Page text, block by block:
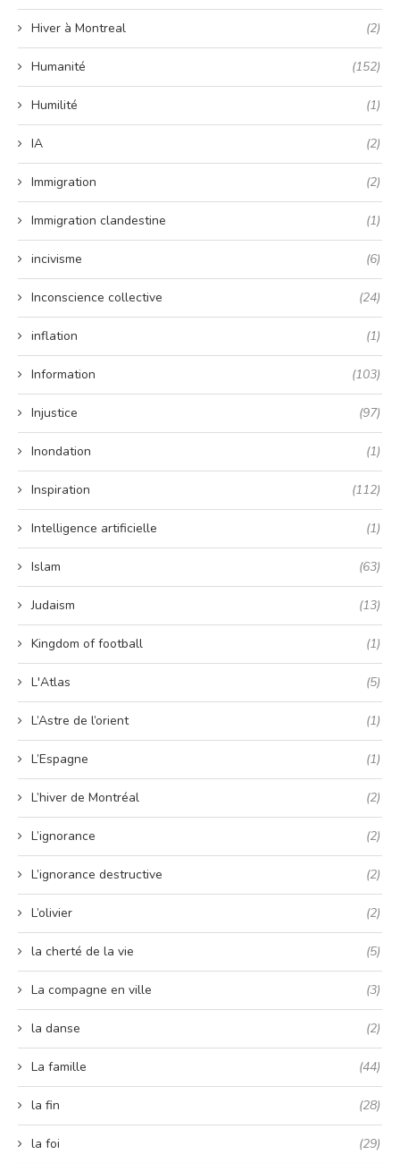
Hiver à Montreal (2)
Humanité (152)
Humilité (1)
IA (2)
Immigration (2)
Immigration clandestine (1)
incivisme (6)
Inconscience collective (24)
inflation (1)
Information (103)
Injustice (97)
Inondation (1)
Inspiration (112)
Intelligence artificielle (1)
Islam (63)
Judaism (13)
Kingdom of football (1)
L'Atlas (5)
L’Astre de l’orient (1)
L’Espagne (1)
L’hiver de Montréal (2)
L’ignorance (2)
L’ignorance destructive (2)
L’olivier (2)
la cherté de la vie (5)
La compagne en ville (3)
la danse (2)
La famille (44)
la fin (28)
la foi (29)